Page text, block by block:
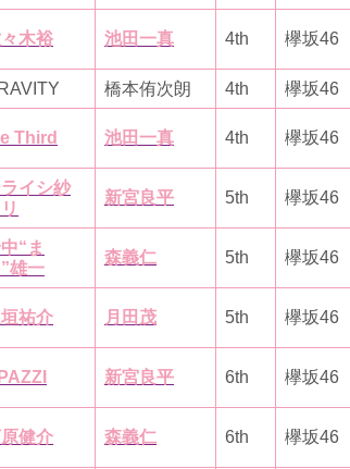
木裕 池田一真 4th 欅坂46
橋本侑次朗 4th 欅坂46
Third 池田一真 4th 欅坂46
イシ紗
リ
新宮良平 5th 欅坂46
“ま
雄一
森義仁 5th 欅坂46
祐介 月田茂 5th 欅坂46
新宮良平 6th 欅坂46
健介 森義仁 6th 欅坂46